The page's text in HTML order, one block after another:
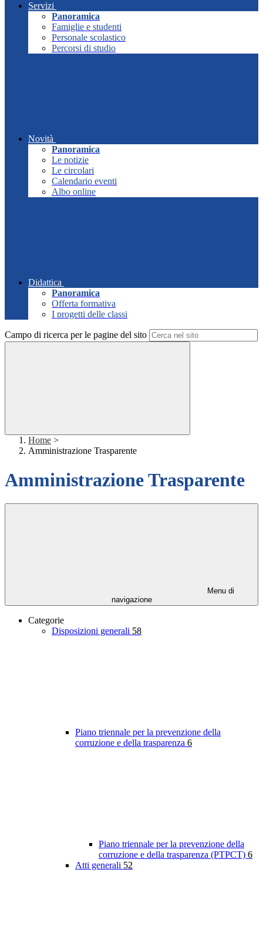
Servizi
Panoramica
Famiglie e studenti
Personale scolastico
Percorsi di studio
Novità
Panoramica
Le notizie
Le circolari
Calendario eventi
Albo online
Didattica
Panoramica
Offerta formativa
I progetti delle classi
Campo di ricerca per le pagine del sito
Home >
Amministrazione Trasparente
Amministrazione Trasparente
Menu di
navigazione
Categorie
Disposizioni generali 58
Piano triennale per la prevenzione della
corruzione e della trasparenza 6
Piano triennale per la prevenzione della
corruzione e della trasparenza (PTPCT) 6
Atti generali 52